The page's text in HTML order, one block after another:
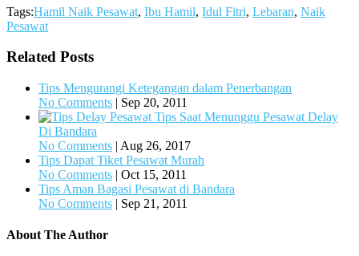
Tags:Hamil Naik Pesawat, Ibu Hamil, Idul Fitri, Lebaran, Naik
Pesawat
Related Posts
Tips Mengurangi Ketegangan dalam Penerbangan
No Comments | Sep 20, 2011
Tips Saat Menunggu Pesawat Delay
Di Bandara
No Comments | Aug 26, 2017
Tips Dapat Tiket Pesawat Murah
No Comments | Oct 15, 2011
Tips Aman Bagasi Pesawat di Bandara
No Comments | Sep 21, 2011
About The Author